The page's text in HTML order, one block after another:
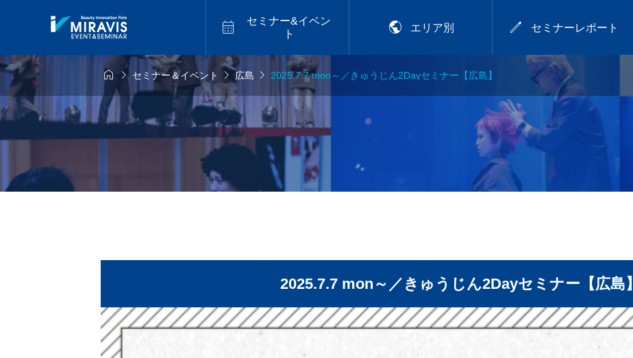

セミナー&イベン
ト
 エリア別  セミナーレポート
9月14日
mon／トレ
イヤージュセ
福岡】
2026年9月18日
2026.9.18 fri／プレトワ
セミナー【松江】
2026年9月28日
2026.9.28 mon／可愛
いは、仕込める！CHIT
OSE流デジパ活用術
【岡山】

わせカット
福山
アメイジアカラー講習
2026.07.29

  セミナー＆イベント 広島  2025.7.7 mon～／きゅうじん2Dayセミナー【広島】
2025.7.7 mon～／きゅうじん2Dayセミナー【広島】